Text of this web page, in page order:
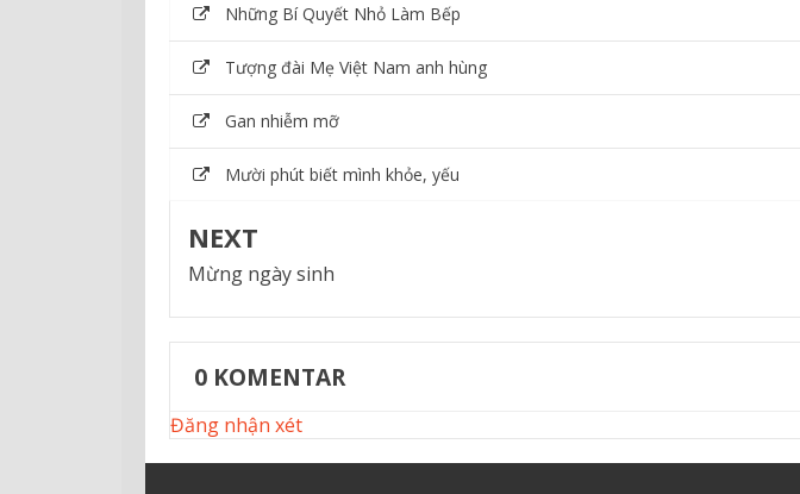
Những Bí Quyết Nhỏ Làm Bếp
Tượng đài Mẹ Việt Nam anh hùng
Gan nhiễm mỡ
Mười phút biết mình khỏe, yếu
NEXT
Mừng ngày sinh
0 KOMENTAR
Đăng nhận xét